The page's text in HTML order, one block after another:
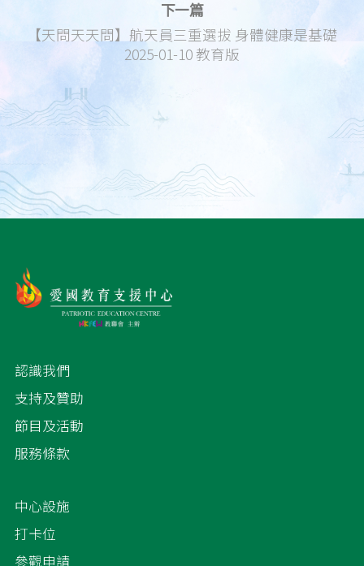
下一篇
【天問天天問】航天員三重選拔 身體健康是基礎
2025-01-10 教育版
認識我們
支持及贊助
節目及活動
服務條款
中心設施
打卡位
參觀申請